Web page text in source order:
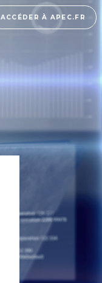
ACCÉDER À APEC.FR